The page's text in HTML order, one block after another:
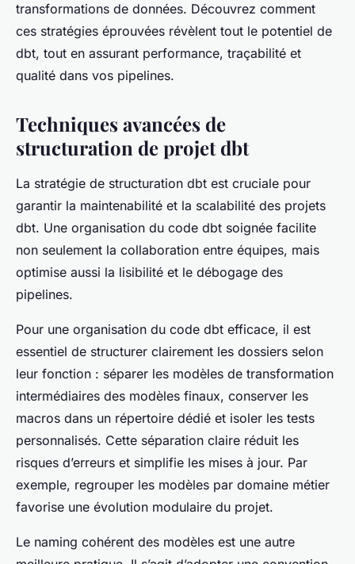
transformations de données. Découvrez comment
ces stratégies éprouvées révèlent tout le potentiel de
dbt, tout en assurant performance, traçabilité et
qualité dans vos pipelines.
Techniques avancées de
structuration de projet dbt
La stratégie de structuration dbt est cruciale pour
garantir la maintenabilité et la scalabilité des projets
dbt. Une organisation du code dbt soignée facilite
non seulement la collaboration entre équipes, mais
optimise aussi la lisibilité et le débogage des
pipelines.
Pour une organisation du code dbt efficace, il est
essentiel de structurer clairement les dossiers selon
leur fonction : séparer les modèles de transformation
intermédiaires des modèles finaux, conserver les
macros dans un répertoire dédié et isoler les tests
personnalisés. Cette séparation claire réduit les
risques d’erreurs et simplifie les mises à jour. Par
exemple, regrouper les modèles par domaine métier
favorise une évolution modulaire du projet.
Le naming cohérent des modèles est une autre